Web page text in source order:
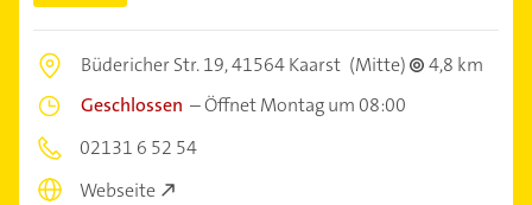
Büdericher Str. 19,41564 Kaarst (Mitte)
4,8 km
Geschlossen –Öffnet Montag um 08:00
02131 6 52 54
Webseite